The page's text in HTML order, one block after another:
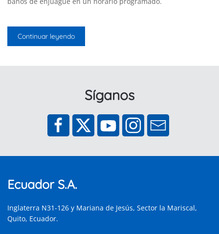
Continuar leyendo
Síganos
Ecuador S.A.
Inglaterra N31-126 y Mariana de Jesús, Sector la Mariscal,
Quito, Ecuador.